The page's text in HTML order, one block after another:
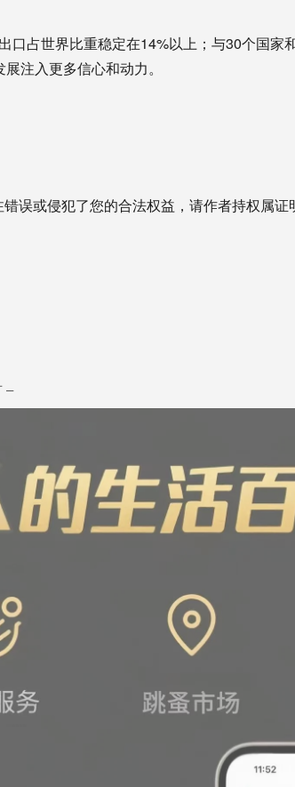
占世界比重稳定在14%以上；与30个国家
注入更多信心和动力。
误或侵犯了您的合法权益，请作者持权属证
–